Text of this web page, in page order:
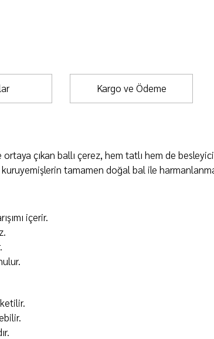
Kargo ve Ödeme
çıkan ballı çerez, hem tatlı hem de
tamamen doğal bal ile
içerir.